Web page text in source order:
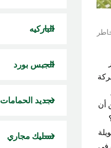
أن
بفضل ما يلي: 1. خبرة طويلة
الباركيه
الجبس بورد
تجديد الحمامات
تسليك مجاري